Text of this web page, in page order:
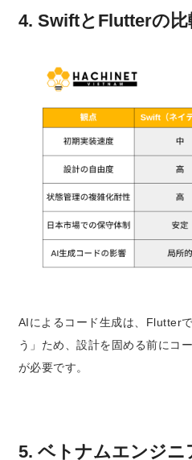
4. SwiftとFlutterの比
AIによるコード生成は、Flutter
う」ため、設計を固める前にコ
が必要です。
5. ベトナムエンジニ